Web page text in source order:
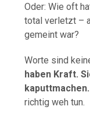
Oder: Wie oft
total verletzt –
gemeint war?
Worte sind
haben Kraft.
kaputtmachen.
richtig weh tun.